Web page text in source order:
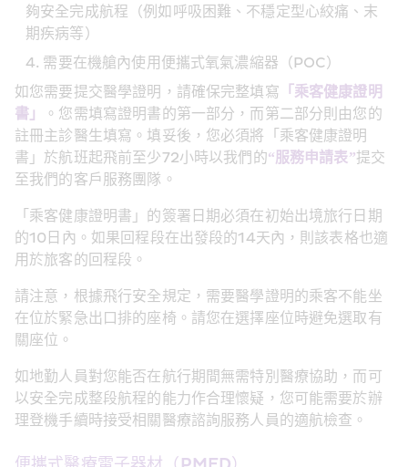
夠安全完成航程（例如呼吸困難、不穩定型心絞痛、末
期疾病等）
需要在機艙內使用便攜式氧氣濃縮器（POC）
如您需要提交醫學證明，請確保完整填寫 「乘客健康證明
書」
。您需填寫證明書的第一部分，而第二部分則由您的
註冊主診醫生填寫。填妥後，您必須將「乘客健康證明
書」於航班起飛前至少72小時以我們的“服務申請表”提交
至我們的客戶服務團隊。
「乘客健康證明書」的簽署日期必須在初始出境旅行日期
的10日內。如果回程段在出發段的14天內，則該表格也適
用於旅客的回程段。
請注意，根據飛行安全規定，需要醫學證明的乘客不能坐
在位於緊急出口排的座椅。請您在選擇座位時避免選取有
關座位。
如地勤人員對您能否在航行期間無需特別醫療協助，而可
以安全完成整段航程的能力作合理懷疑，您可能需要於辦
理登機手續時接受相關醫療諮詢服務人員的適航檢查。